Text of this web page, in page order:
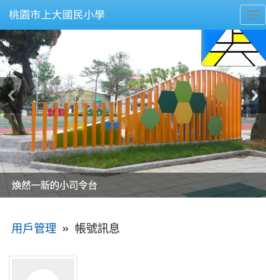
桃園市上大國民小學
美麗的操場是我們活力的來源
美麗的操場是我們活力的來源
煥然一新的小司令台
煥然一新的小司令台
富含桃園埤塘田園風光意象的中廊
富含桃園埤塘田園風光意象的中廊
嶄新的中庭廣場
嶄新的中庭廣場
水生池生生不息
水生池生生不息
用戶管理 » 帳號訊息